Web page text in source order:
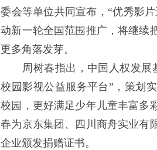
委会等单位共同宣布，“优秀影
动新一轮全国范围推广，将继续
更多角落发芽。
周树春指出，中国人权发展
校园影视公益服务平台”，策划
校园，更好满足少年儿童丰富多
春为京东集团、四川商舟实业有
企业颁发捐赠证书。